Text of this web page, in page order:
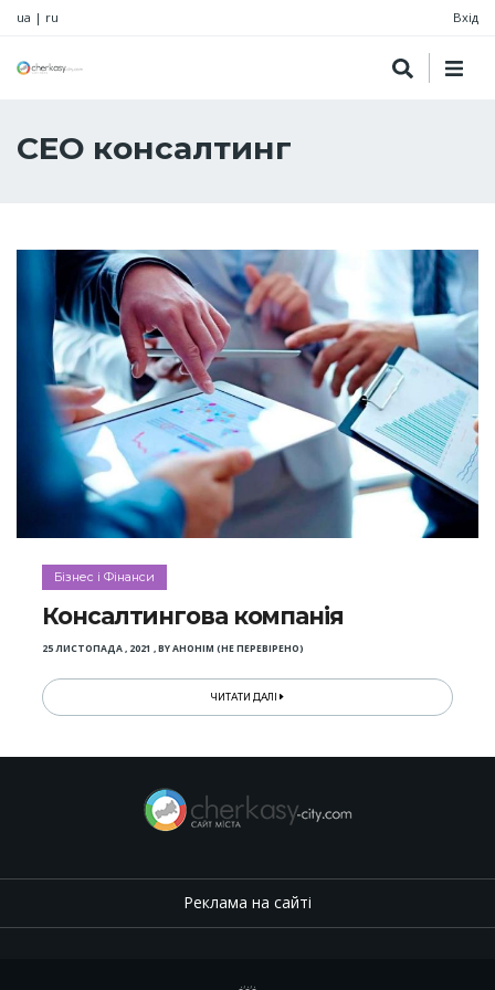
ua | ru Вхід
СЕО консалтинг
Бізнес і Фінанси
Консалтингова компанія
25 ЛИСТОПАДА , 2021 ,BYАНОНІМ (НЕ ПЕРЕВІРЕНО)
ЧИТАТИ ДАЛІ
Реклама на сайті
.,.,.